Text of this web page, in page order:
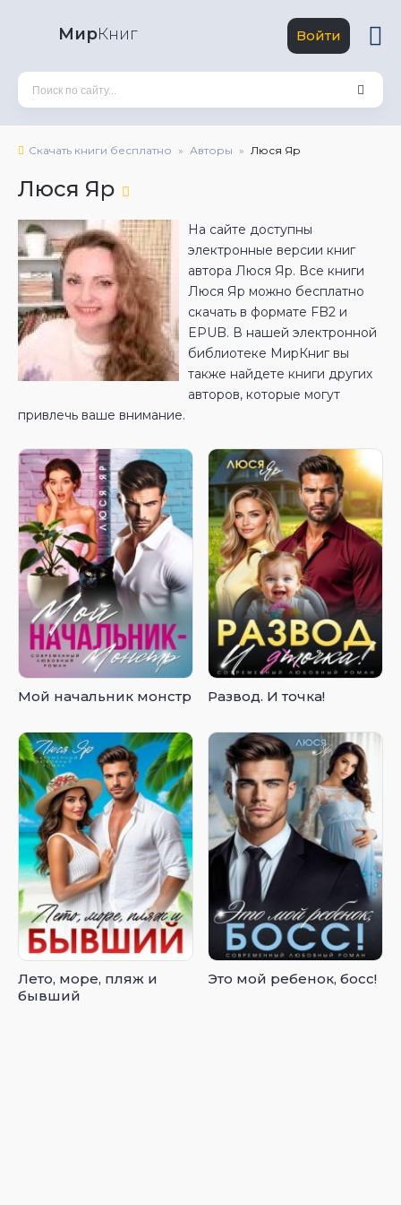
МирКниг Войти
Скачать книги бесплатно Авторы Люся Яр
Люся Яр
На сайте доступны
электронные версии книг
автора Люся Яр. Все книги
Люся Яр можно бесплатно
скачать в формате FB2 и
EPUB. В нашей электронной
библиотеке МирКниг вы
также найдете книги других
авторов, которые могут
привлечь ваше внимание.
Мой начальник монстр Развод. И точка!
Лето, море, пляж и
бывший
Это мой ребенок, босс!